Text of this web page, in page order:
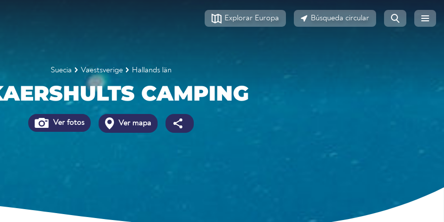
Explorar Europa Búsqueda circular
Suecia Vaestsverige Hallands län
CAMPING
Ver fotos Ver mapa